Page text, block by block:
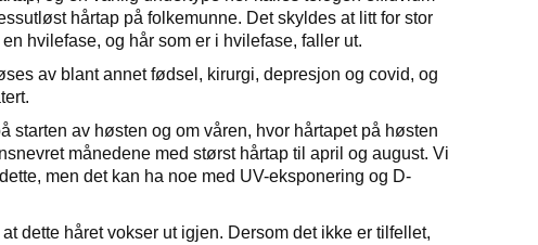
hårtap på folkemunne. Det skyldes at litt for stor
hvilefase, og hår som er i hvilefase, faller ut.
av blant annet fødsel, kirurgi, depresjon og covid, og
starten av høsten og om våren, hvor hårtapet på høsten
månedene med størst hårtap til april og august. Vi
men det kan ha noe med UV-eksponering og D-
dette håret vokser ut igjen. Dersom det ikke er tilfellet,